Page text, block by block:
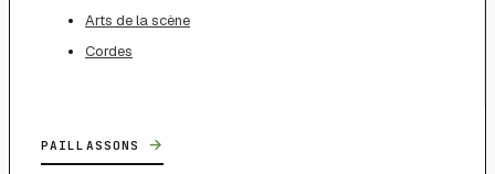
Arts de la scène
Cordes
PAILLASSONS →